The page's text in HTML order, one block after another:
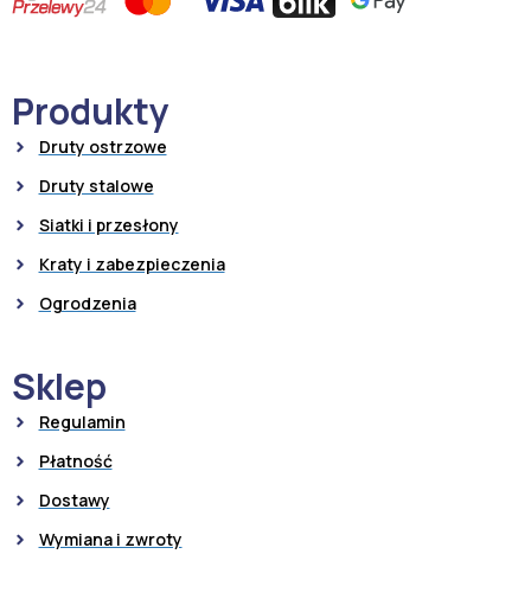
Produkty
Druty ostrzowe
Druty stalowe
Siatki i przesłony
Kraty i zabezpieczenia
Ogrodzenia
Sklep
Regulamin
Płatność
Dostawy
Wymiana i zwroty